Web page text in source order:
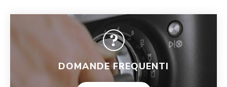
DOMANDE FREQUENTI